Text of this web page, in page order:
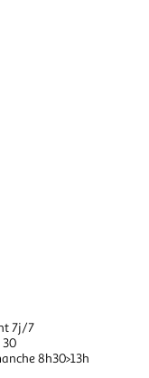
7j/7
30
8h30>13h